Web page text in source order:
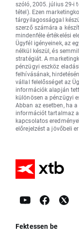
szóló, 2005. július 29-i
tétel). Ezen
tárgyilagossággal
szerző számára a
mindenféle értékelési
Ügyfél igényeinek, az
nélkül készül, és
stratégiát. A
pénzügyi eszköz
felhívásának,
vállal felelősséget az
információk alapján
különösen a pénzügyi
Abban az esetben, ha
információt tartalmaz
kapcsolatos
előrejelzést a jövőbeli
Fektessen be